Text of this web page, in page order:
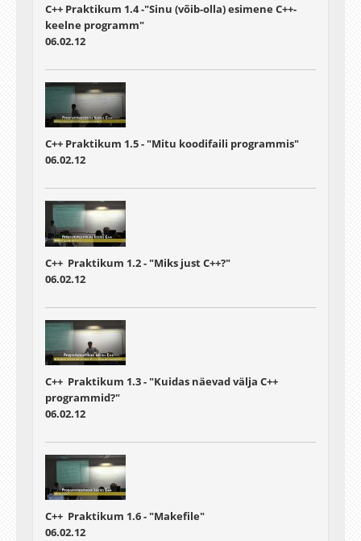
C++ Praktikum 1.4 -"Sinu (võib-olla) esimene C++-
keelne programm"
06.02.12
C++ Praktikum 1.5 - "Mitu koodifaili programmis"
06.02.12
C++ Praktikum 1.2 - "Miks just C++?"
06.02.12
C++ Praktikum 1.3 - "Kuidas näevad välja C++
programmid?"
06.02.12
C++ Praktikum 1.6 - "Makefile"
06.02.12